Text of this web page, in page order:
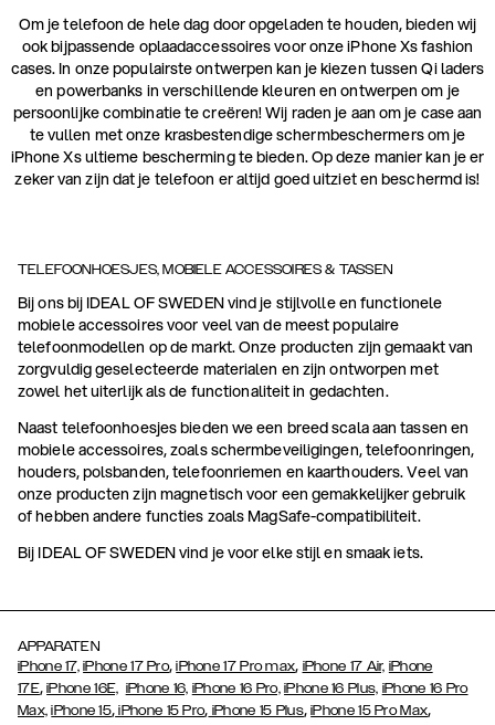
Om je telefoon de hele dag door opgeladen te houden, bieden wij
ook bijpassende oplaadaccessoires voor onze iPhone Xs fashion
cases. In onze populairste ontwerpen kan je kiezen tussen Qi laders
en powerbanks in verschillende kleuren en ontwerpen om je
persoonlijke combinatie te creëren! Wij raden je aan om je case aan
te vullen met onze krasbestendige schermbeschermers om je
iPhone Xs ultieme bescherming te bieden. Op deze manier kan je er
zeker van zijn dat je telefoon er altijd goed uitziet en beschermd is!
TELEFOONHOESJES, MOBIELE ACCESSOIRES & TASSEN
Bij ons bij IDEAL OF SWEDEN vind je stijlvolle en functionele
mobiele accessoires voor veel van de meest populaire
telefoonmodellen op de markt. Onze producten zijn gemaakt van
zorgvuldig geselecteerde materialen en zijn ontworpen met
zowel het uiterlijk als de functionaliteit in gedachten.
Naast telefoonhoesjes bieden we een breed scala aan tassen en
mobiele accessoires, zoals schermbeveiligingen, telefoonringen,
houders, polsbanden, telefoonriemen en kaarthouders. Veel van
onze producten zijn magnetisch voor een gemakkelijker gebruik
of hebben andere functies zoals MagSafe-compatibiliteit.
Bij IDEAL OF SWEDEN vind je voor elke stijl en smaak iets.
APPARATEN
iPhone 17, iPhone 17 Pro,iPhone 17 Pro max, iPhone 17 Air, iPhone
17E,iPhone 16E, iPhone 16, iPhone 16 Pro, iPhone 16 Plus, iPhone 16 Pro
Max, iPhone 15, iPhone 15 Pro, iPhone 15 Plus,iPhone 15 Pro Max,